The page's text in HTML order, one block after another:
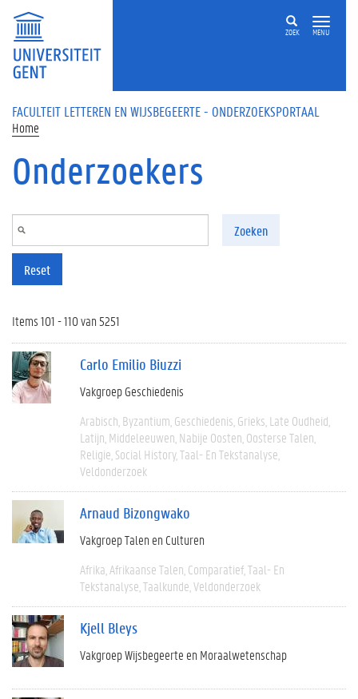
Overslaan en naar de inhoud gaan
ZOEK MENU
FACULTEIT LETTEREN EN WIJSBEGEERTE - ONDERZOEKSPORTAAL
Home
Onderzoekers
Zoeken
Reset
Items 101 - 110 van 5251
Carlo Emilio Biuzzi
Vakgroep Geschiedenis
Arabisch Byzantium Geschiedenis Grieks Late Oudheid
Latijn Middeleeuwen Nabije Oosten Oosterse Talen
Religie Social History Taal- En Tekstanalyse
Veldonderzoek
Arnaud Bizongwako
Vakgroep Talen en Culturen
Afrika Afrikaanse Talen Comparatief Taal- En
Tekstanalyse Taalkunde Veldonderzoek
Kjell Bleys
Vakgroep Wijsbegeerte en Moraalwetenschap